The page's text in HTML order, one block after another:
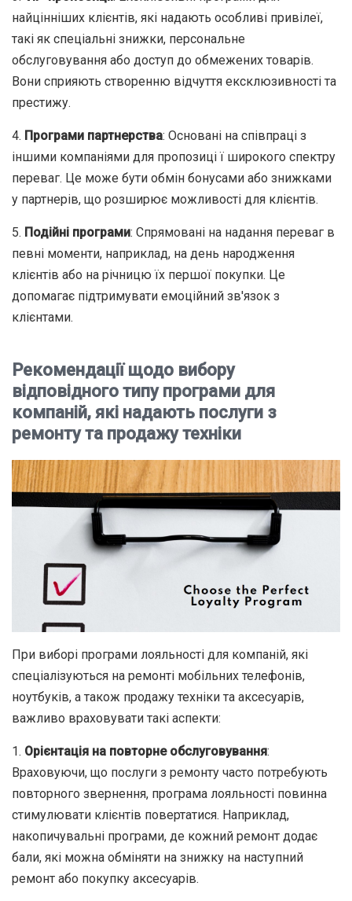
найцінніших клієнтів, які надають особливі привілеї,
такі як спеціальні знижки, персональне
обслуговування або доступ до обмежених товарів.
Вони сприяють створенню відчуття ексклюзивності та
престижу.
4. Програми партнерства: Основані на співпраці з
іншими компаніями для пропозиці ї широкого спектру
переваг. Це може бути обмін бонусами або знижками
у партнерів, що розширює можливості для клієнтів.
5. Подійні програми: Спрямовані на надання переваг в
певні моменти, наприклад, на день народження
клієнтів або на річницю їх першої покупки. Це
допомагає підтримувати емоційний зв'язок з
клієнтами.
Рекомендації щодо вибору
відповідного типу програми для
компаній, які надають послуги з
ремонту та продажу техніки
При виборі програми лояльності для компаній, які
спеціалізуються на ремонті мобільних телефонів,
ноутбуків, а також продажу техніки та аксесуарів,
важливо враховувати такі аспекти:
1. Орієнтація на повторне обслуговування:
Враховуючи, що послуги з ремонту часто потребують
повторного звернення, програма лояльності повинна
стимулювати клієнтів повертатися. Наприклад,
накопичувальні програми, де кожний ремонт додає
бали, які можна обміняти на знижку на наступний
ремонт або покупку аксесуарів.